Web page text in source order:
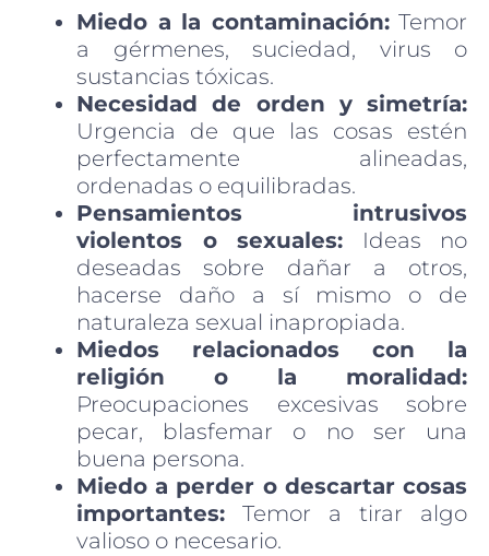
Miedo a la contaminación:Temor
a gérmenes, suciedad, virus o
sustancias tóxicas.
Necesidad de orden y simetría:
Urgencia de que las cosas estén
perfectamente alineadas,
ordenadas o equilibradas.
Pensamientos intrusivos
violentos o sexuales: Ideas no
deseadas sobre dañar a otros,
hacerse daño a sí mismo o de
naturaleza sexual inapropiada.
Miedos relacionados con la
religión o la moralidad:
Preocupaciones excesivas sobre
pecar, blasfemar o no ser una
buena persona.
Miedo a perder o descartar cosas
importantes: Temor a tirar algo
valioso o necesario.